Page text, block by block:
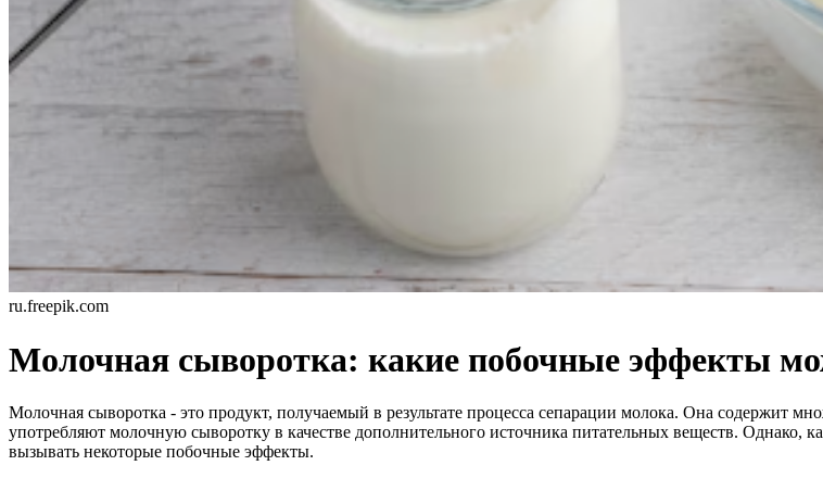
ru.freepik.com
Молочная сыворотка: какие побочные эффекты
Молочная сыворотка - это продукт, получаемый в результате процесса сепарации молока. Она содержит
употребляют молочную сыворотку в качестве дополнительного источника питательных веществ.
вызывать некоторые побочные эффекты.